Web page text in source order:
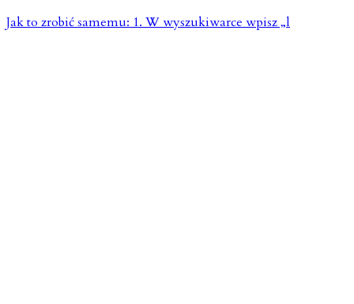
Jak to zrobić samemu: 1. W wyszukiwarce wpisz „l